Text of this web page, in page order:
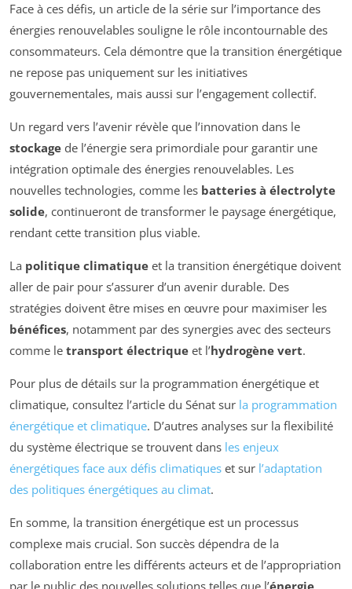
Face à ces défis, un article de la série sur l’importance des
énergies renouvelables souligne le rôle incontournable des
consommateurs. Cela démontre que la transition énergétique
ne repose pas uniquement sur les initiatives
gouvernementales, mais aussi sur l’engagement collectif.
Un regard vers l’avenir révèle que l’innovation dans le
stockage de l’énergie sera primordiale pour garantir une
intégration optimale des énergies renouvelables. Les
nouvelles technologies, comme les batteries à électrolyte
solide, continueront de transformer le paysage énergétique,
rendant cette transition plus viable.
La politique climatique et la transition énergétique doivent
aller de pair pour s’assurer d’un avenir durable. Des
stratégies doivent être mises en œuvre pour maximiser les
bénéfices, notamment par des synergies avec des secteurs
comme le transport électrique et l’hydrogène vert.
Pour plus de détails sur la programmation énergétique et
climatique, consultez l’article du Sénat sur la programmation
énergétique et climatique. D’autres analyses sur la flexibilité
du système électrique se trouvent dans les enjeux
énergétiques face aux défis climatiques et sur l’adaptation
des politiques énergétiques au climat.
En somme, la transition énergétique est un processus
complexe mais crucial. Son succès dépendra de la
collaboration entre les différents acteurs et de l’appropriation
par le public des nouvelles solutions telles que l’énergie